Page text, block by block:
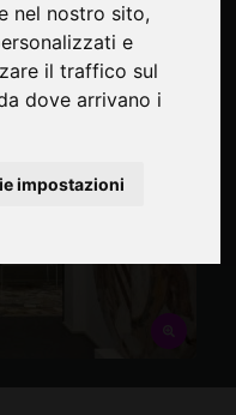
nel nostro sito,
e
il traffico sul
dove arrivano i
impostazioni